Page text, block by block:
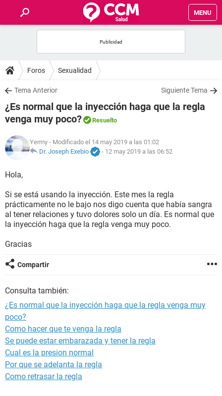
MENU
FOROS
SALUD
FAMILIA
NUTRICIÓN
SEXUALIDAD
GLOSARIO
Foros Sexualidad
Tema Anterior Siguiente Tema
¿Es normal que la inyección haga que la regla
venga muy poco?
Resuelto
Yermy - Modificado el 14 may 2019 a las 01:02
Dr. Joseph Exebio
- 12 may 2019 a las 06:52
Hola,
Si se está usando la inyección. Este mes la regla
prácticamente no le bajo nos digo cuenta que había sangra
al tener relaciones y tuvo dolores solo un día. Es normal que
la inyección haga que la regla venga muy poco.
Gracias
Compartir
Consulta también:
¿Es normal que la inyección haga que la regla venga muy
poco?
Como hacer que te venga la regla
Se puede estar embarazada y tener la regla
Cual es la presion normal
Por que se adelanta la regla
Como retrasar la regla